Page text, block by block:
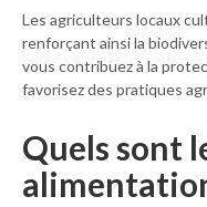
Les agriculteurs locaux
renforçant ainsi la
vous contribuez à la
favorisez des pratiques
Quels sont